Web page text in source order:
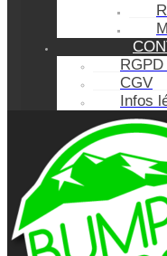
CGV
Infos